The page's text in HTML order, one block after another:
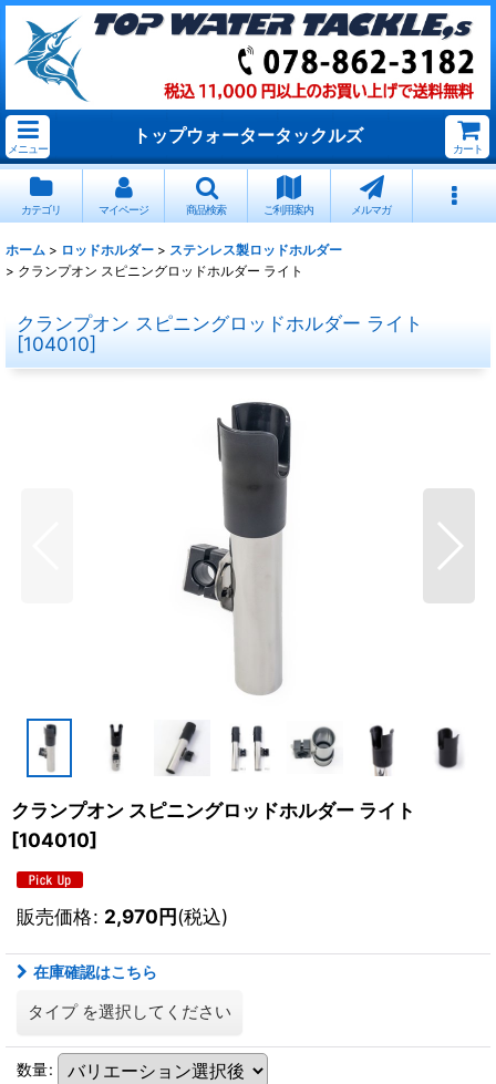
メニュー
トップウォータータックルズ
カート
カテゴリ マイページ 商品検索 ご利用案内 メルマガ
ホーム > ロッドホルダー > ステンレス製ロッドホルダー
> クランプオン スピニングロッドホルダー ライト
クランプオン スピニングロッドホルダー ライト
[104010]
クランプオン スピニングロッドホルダー ライト
[104010]
販売価格: 2,970円(税込)
在庫確認はこちら
タイプ を選択してください
数量: